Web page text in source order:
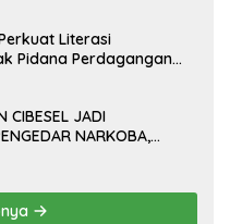
Literasi
Pidana Perdagangan
CIBESEL JADI
NARKOBA,